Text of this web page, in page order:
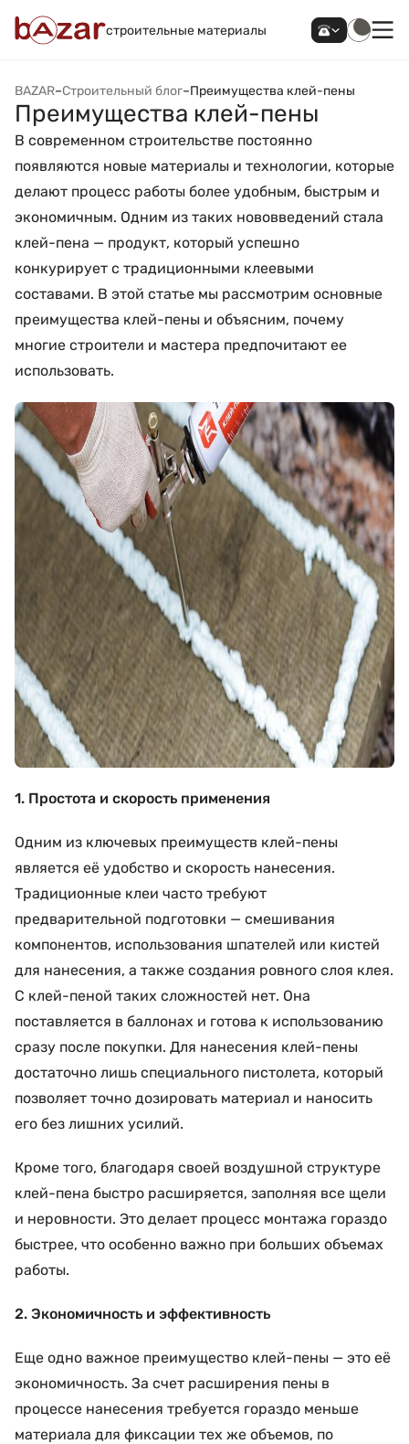
строительные материалы
BAZAR–Строительный блог–Преимущества клей-пены
Преимущества клей-пены
В современном строительстве постоянно
появляются новые материалы и технологии, которые
делают процесс работы более удобным, быстрым и
экономичным. Одним из таких нововведений стала
клей-пена — продукт, который успешно
конкурирует с традиционными клеевыми
составами. В этой статье мы рассмотрим основные
преимущества клей-пены и объясним, почему
многие строители и мастера предпочитают ее
использовать.
1. Простота и скорость применения
Одним из ключевых преимуществ клей-пены
является её удобство и скорость нанесения.
Традиционные клеи часто требуют
предварительной подготовки — смешивания
компонентов, использования шпателей или кистей
для нанесения, а также создания ровного слоя клея.
С клей-пеной таких сложностей нет. Она
поставляется в баллонах и готова к использованию
сразу после покупки. Для нанесения клей-пены
достаточно лишь специального пистолета, который
позволяет точно дозировать материал и наносить
его без лишних усилий.
Кроме того, благодаря своей воздушной структуре
клей-пена быстро расширяется, заполняя все щели
и неровности. Это делает процесс монтажа гораздо
быстрее, что особенно важно при больших объемах
работы.
2. Экономичность и эффективность
Еще одно важное преимущество клей-пены — это её
экономичность. За счет расширения пены в
процессе нанесения требуется гораздо меньше
материала для фиксации тех же объемов, по